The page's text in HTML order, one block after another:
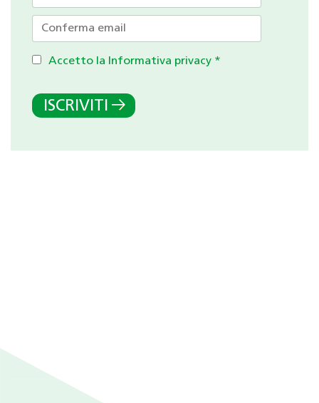
Accetto la Informativa privacy *
ISCRIVITI